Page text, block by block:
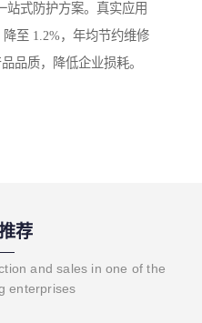
站式防护方案。真实应用
至 1.2%，年均节约维修
品质，降低企业损耗。
荐
and sales in one of the
enterprises